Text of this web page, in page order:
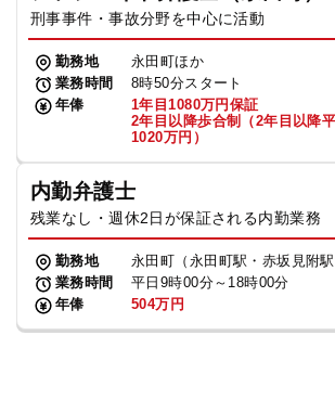
刑事事件・事故分野を中心に活動
勤務地
永田町ほか
業務時間
8時50分スタート
年俸
1年目1080万円保証
2年目以降歩合制（2年目以降
1020万円）
内勤弁護士
残業なし・週休2日が保証される内勤業務
勤務地
永田町（永田町駅・赤坂見附駅
業務時間
平日9時00分～18時00分
年俸
504万円